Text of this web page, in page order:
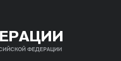
ФЕДЕРАЦИИ